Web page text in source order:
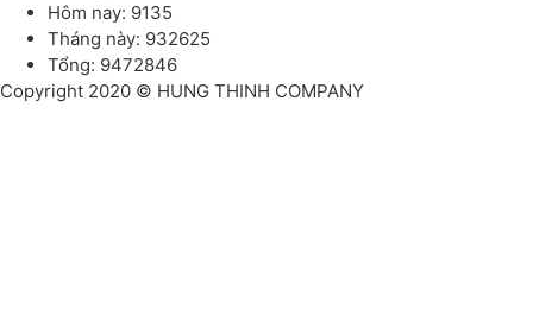
Hôm nay: 9135
Tháng này: 932625
Tổng: 9472846
Copyright 2020 © HUNG THINH COMPANY